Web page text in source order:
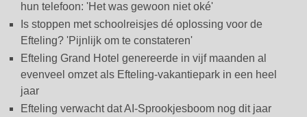
hun telefoon: 'Het was gewoon niet oké'
Is stoppen met schoolreisjes dé oplossing voor de
Efteling? 'Pijnlijk om te constateren'
Efteling Grand Hotel genereerde in vijf maanden al
evenveel omzet als Efteling-vakantiepark in een heel
jaar
Efteling verwacht dat AI-Sprookjesboom nog dit jaar